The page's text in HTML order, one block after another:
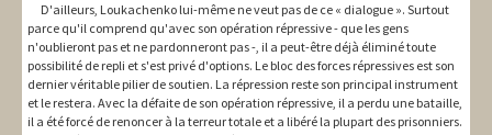
D'ailleurs, Loukachenko lui-même ne veut pas de ce « dialogue ». Surtout
parce qu'il comprend qu'avec son opération répressive - que les gens
n'oublieront pas et ne pardonneront pas -, il a peut-être déjà éliminé toute
possibilité de repli et s'est privé d'options. Le bloc des forces répressives est son
dernier véritable pilier de soutien. La répression reste son principal instrument
et le restera. Avec la défaite de son opération répressive, il a perdu une bataille,
il a été forcé de renoncer à la terreur totale et a libéré la plupart des prisonniers.